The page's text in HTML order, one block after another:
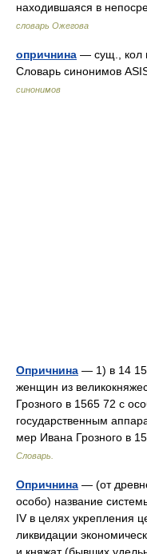
находившаяся в
словарь Ожегова
опричнина — сущ., кол
Словарь синонимов
синонимов
Опричнина — 1) в 14 15
женщин из
Грозного в 1565 72 с
государственным
мер Ивана Грозного в
Словарь.
Опричнина — (от
особо) название
IV в целях укрепления
ликвидации